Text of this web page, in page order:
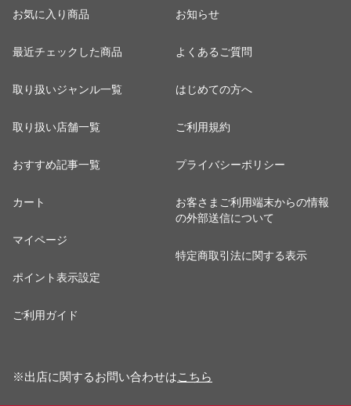
お気に入り商品
最近チェックした商品
取り扱いジャンル一覧
取り扱い店舗一覧
おすすめ記事一覧
カート
マイページ
ポイント表示設定
ご利用ガイド
お知らせ
よくあるご質問
はじめての方へ
ご利用規約
プライバシーポリシー
お客さまご利用端末からの情報
の外部送信について
特定商取引法に関する表示
※出店に関するお問い合わせはこちら